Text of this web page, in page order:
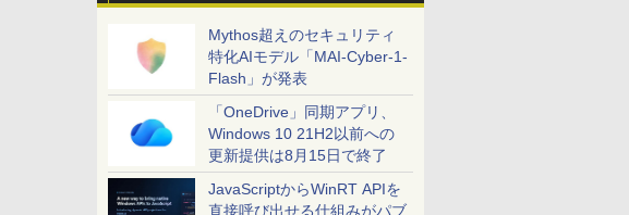
Mythos超えのセキュリティ
特化AIモデル「MAI-Cyber-1-
Flash」が発表
「OneDrive」同期アプリ、
Windows 10 21H2以前への
更新提供は8月15日で終了
JavaScriptからWinRT APIを
直接呼び出せる仕組みがパブ